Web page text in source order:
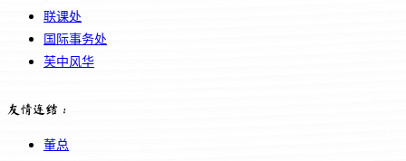
联课处
国际事务处
芙中风华
友情连结：
董总